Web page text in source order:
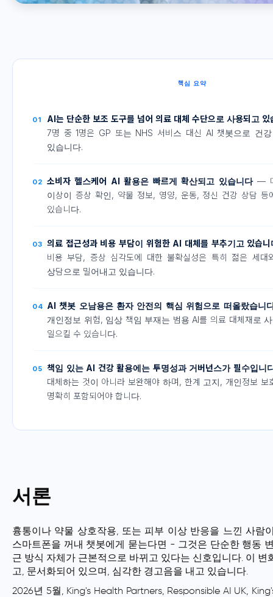
핵심 요약
01
AI는 단순한 보조 도구를 넘어 의료 대체 수단으로 사용되고 있
7명 중 1명은 GP 또는 NHS 서비스 대신 AI 챗봇으로 건
있습니다.
02 소비자 헬스케어 AI 활용은 빠르게 확산되고 있습니다— 미
이상이 증상 확인, 약물 정보, 영양, 운동, 정신 건강 상담 등
있습니다.
03 의료 접근성과 비용 부담이 위험한 AI 대체를 부추기고 있습니
비용 부담, 증상 심각도에 대한 불확실성은 특히 젊은 세대
상담으로 밀어내고 있습니다.
04 AI 챗봇 오남용은 환자 안전의 핵심 위험으로 떠올랐습니
개인정보 위험, 임상 책임 부재는 범용 AI를 의료 대체재로
일으킬 수 있습니다.
05 책임 있는 AI 건강 활용에는 투명성과 거버넌스가 필수입니
대체하는 것이 아니라 보완해야 하며, 한계 고지, 개인정보 보
명확히 포함되어야 합니다.
서론
흉통이나 약물 상호작용, 또는 피부 이상 반응을 느낀 사람
스마트폰을 꺼내 챗봇에게 묻는다면 - 그것은 단순한 행동
근 방식 자체가 근본적으로 바뀌고 있다는 신호입니다. 이 변
고, 문서화되어 있으며, 심각한 경고음을 내고 있습니다.
2026년 5월, King's Health Partners, Responsible AI UK,